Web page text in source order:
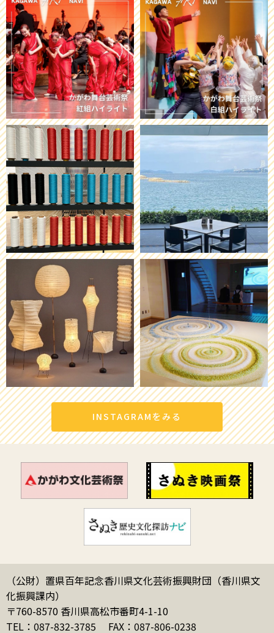
INSTAGRAMをみる
（公財）置県百年記念香川県文化芸術振興財団（香川県文
化振興課内）
〒760-8570 香川県高松市番町4-1-10
TEL：087-832-3785
FAX：087-806-0238